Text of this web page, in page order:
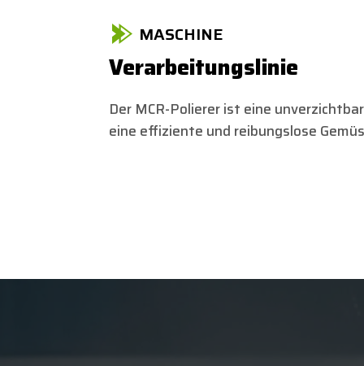
MASCHINE
Verarbeitungslinie
Der MCR-Polierer ist eine
eine effiziente und reibungslose